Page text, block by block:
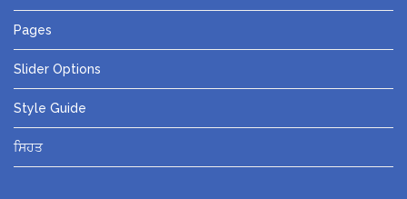
Pages
Slider Options
Style Guide
ਸਿਹਤ